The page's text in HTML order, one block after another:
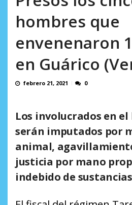
hombres que
envenenaron
en Guárico
febrero 21, 2021 0
Los involucrados en
serán imputados por
animal,
justicia por mano
indebido de sustancias